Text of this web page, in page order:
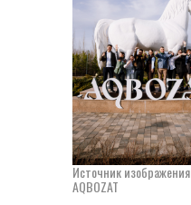
Источник изображения
AQBOZAT